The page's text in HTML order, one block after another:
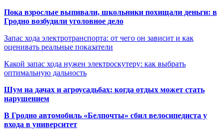
Пока взрослые выпивали, школьники похищали деньги: в
Гродно возбудили уголовное дело
Запас хода электротранспорта: от чего он зависит и как
оценивать реальные показатели
Какой запас хода нужен электроскутеру: как выбрать
оптимальную дальность
Шум на дачах и агроусадьбах: когда отдых может стать
нарушением
В Гродно автомобиль «Белпочты» сбил велосипедиста у
входа в университет